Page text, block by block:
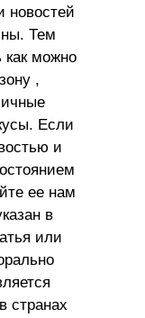
новостей
Тем
можно
,
Если
и
ее нам
в
или
странах